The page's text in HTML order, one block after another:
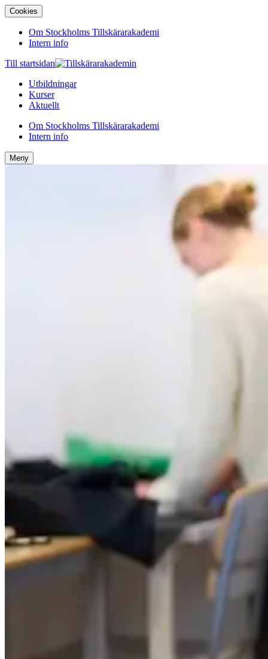
Cookies
Om Stockholms Tillskärarakademi
Intern info
Till startsidan
Utbildningar
Kurser
Aktuellt
Om Stockholms Tillskärarakademi
Intern info
Meny